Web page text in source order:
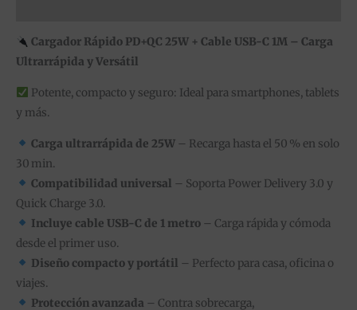
Cargador Rápido PD+QC 25W + Cable USB-C 1M – Carga
Ultrarrápida y Versátil
Potente, compacto y seguro: Ideal para smartphones, tablets
y más.
Carga ultrarrápida de 25W– Recarga hasta el 50 % en solo
30 min.
Compatibilidad universal – Soporta Power Delivery 3.0 y
Quick Charge 3.0.
Incluye cable USB-C de 1 metro– Carga rápida y cómoda
desde el primer uso.
Diseño compacto y portátil – Perfecto para casa, oficina o
viajes.
Protección avanzada – Contra sobrecarga,